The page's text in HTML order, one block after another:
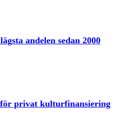
andelen sedan 2000
privat kulturfinansiering